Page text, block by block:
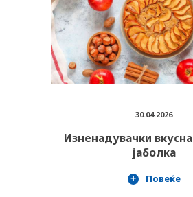
30.04.2026
Изненадувачки
јаболка
Повеќе